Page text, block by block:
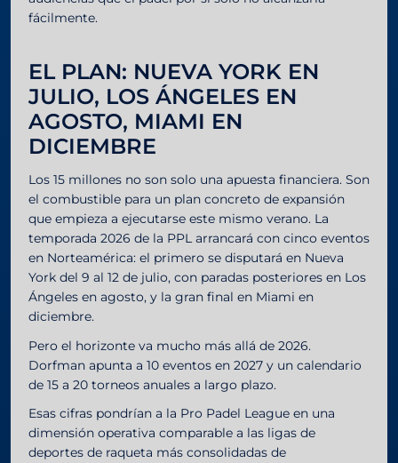
fácilmente.
EL PLAN: NUEVA YORK EN
JULIO, LOS ÁNGELES EN
AGOSTO, MIAMI EN
DICIEMBRE
Los 15 millones no son solo una apuesta financiera. Son
el combustible para un plan concreto de expansión
que empieza a ejecutarse este mismo verano. La
temporada 2026 de la PPL arrancará con cinco eventos
en Norteamérica: el primero se disputará en Nueva
York del 9 al 12 de julio, con paradas posteriores en Los
Ángeles en agosto, y la gran final en Miami en
diciembre.
Pero el horizonte va mucho más allá de 2026.
Dorfman apunta a 10 eventos en 2027 y un calendario
de 15 a 20 torneos anuales a largo plazo.
Esas cifras pondrían a la Pro Padel League en una
dimensión operativa comparable a las ligas de
deportes de raqueta más consolidadas de